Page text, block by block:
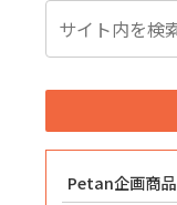
Petan企画商品